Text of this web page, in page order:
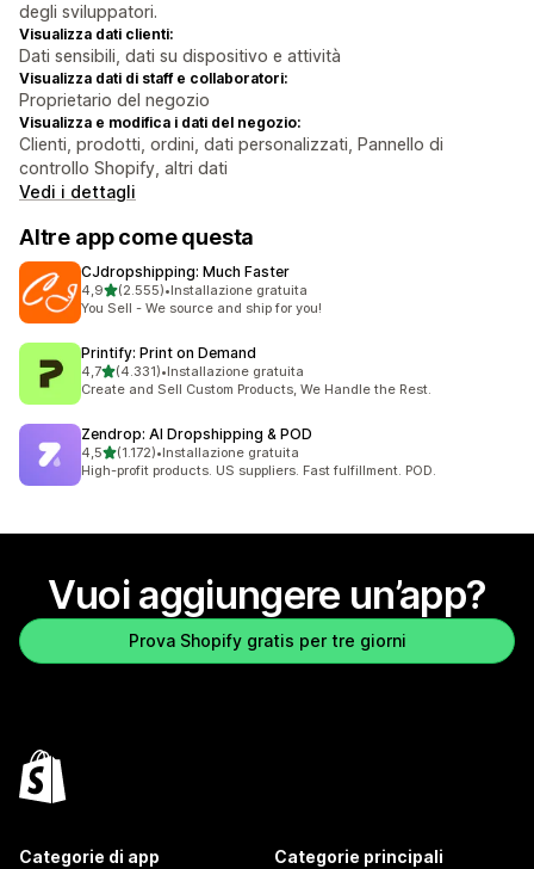
degli sviluppatori.
Visualizza dati clienti:
Dati sensibili, dati su dispositivo e attività
Visualizza dati di staff e collaboratori:
Proprietario del negozio
Visualizza e modifica i dati del negozio:
Clienti, prodotti, ordini, dati personalizzati, Pannello di
controllo Shopify, altri dati
Vedi i dettagli
Altre app come questa
CJdropshipping: Much Faster
4,9stelle su 5
(2.555)
2555 recensioni totali
•Installazione gratuita
You Sell - We source and ship for you!
Printify: Print on Demand
4,7stelle su 5
(4.331)
4331 recensioni totali
•Installazione gratuita
Create and Sell Custom Products, We Handle the Rest.
Zendrop: AI Dropshipping & POD
4,5stelle su 5
(1.172)
1172 recensioni totali
•Installazione gratuita
High-profit products. US suppliers. Fast fulfillment. POD.
Vuoi aggiungere un’app?
Prova Shopify gratis per tre giorni
Categorie di app Categorie principali